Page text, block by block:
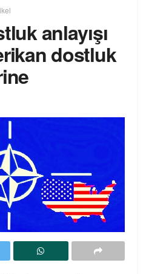
anlayışı
dostluk